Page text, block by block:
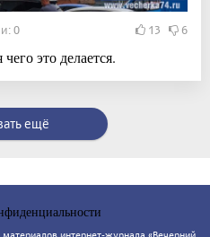
0 13 6
это делается.
ещё